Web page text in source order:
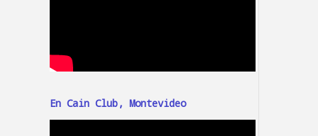
En Cain Club, Montevideo